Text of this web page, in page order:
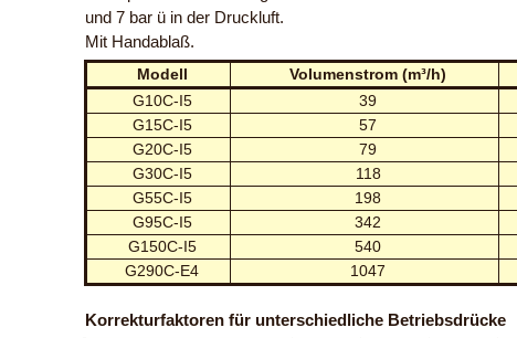
und 7 bar ü in der Druckluft.
Mit Handablaß.
Modell Volumenstrom (m³/h)
G10C-I5
39
G15C-I5
57
G20C-I5
79
G30C-I5
118
G55C-I5
198
G95C-I5
342
G150C-I5
540
G290C-E4
1047
Korrekturfaktoren für unterschiedliche Betriebsdrücke